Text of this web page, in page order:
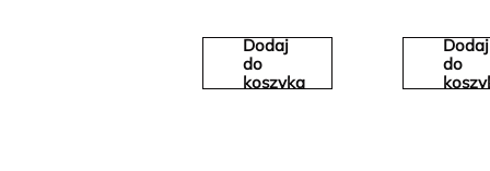
Dodaj
do
koszyka
Dodaj
do